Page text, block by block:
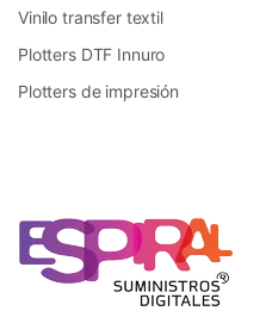
Vinilo transfer textil
Plotters DTF Innuro
Plotters de impresión